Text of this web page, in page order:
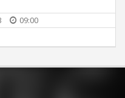
09:00